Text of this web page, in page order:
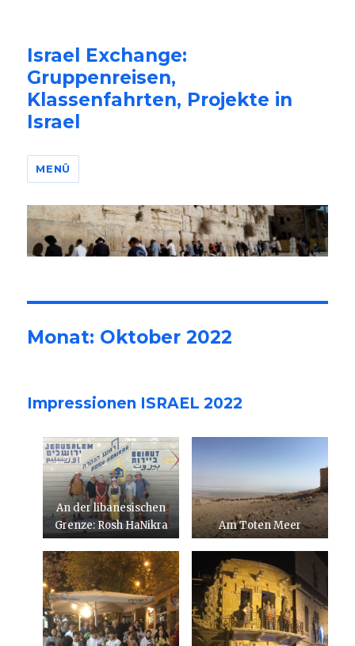
Israel Exchange:
Gruppenreisen,
Klassenfahrten, Projekte in
Israel
MENÜ
Monat: Oktober 2022
Impressionen ISRAEL 2022
An der libanesischen
Grenze: Rosh HaNikra
Am Toten Meer